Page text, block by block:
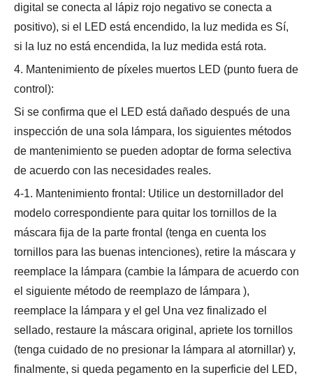
digital se conecta al lápiz rojo negativo se conecta a
positivo), si el LED está encendido, la luz medida es Sí,
si la luz no está encendida, la luz medida está rota.
4. Mantenimiento de píxeles muertos LED (punto fuera de
control):
Si se confirma que el LED está dañado después de una
inspección de una sola lámpara, los siguientes métodos
de mantenimiento se pueden adoptar de forma selectiva
de acuerdo con las necesidades reales.
4-1. Mantenimiento frontal: Utilice un destornillador del
modelo correspondiente para quitar los tornillos de la
máscara fija de la parte frontal (tenga en cuenta los
tornillos para las buenas intenciones), retire la máscara y
reemplace la lámpara (cambie la lámpara de acuerdo con
el siguiente método de reemplazo de lámpara ),
reemplace la lámpara y el gel Una vez finalizado el
sellado, restaure la máscara original, apriete los tornillos
(tenga cuidado de no presionar la lámpara al atornillar) y,
finalmente, si queda pegamento en la superficie del LED,